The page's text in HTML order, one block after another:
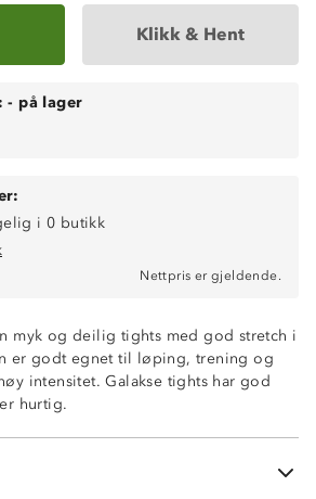
Klikk & Hent
- på lager
i 0 butikk
Nettpris er gjeldende.
myk og deilig tights med god stretch i
er godt egnet til løping, trening og
intensitet. Galakse tights har god
hurtig.
og hurtigtørkende
270